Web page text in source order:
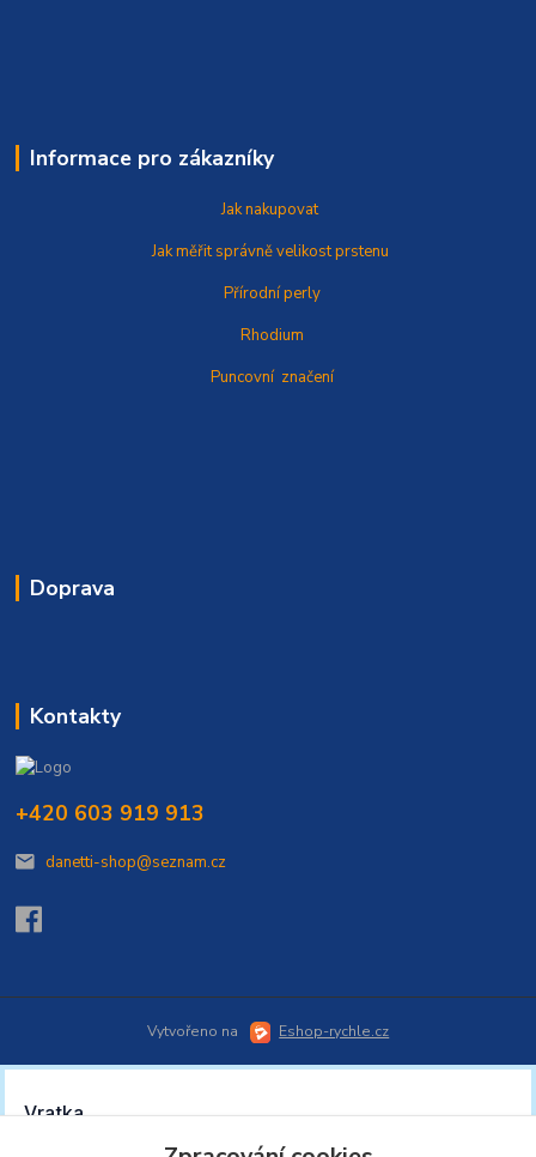
Informace pro zákazníky
Jak nakupovat
Jak měřit správněvelikost prstenu
Přírodní perly
Rhodium
Puncovní značení
Doprava
Kontakty
+420 603 919 913
danetti-shop@seznam.cz
Vytvořeno na Eshop-rychle.cz